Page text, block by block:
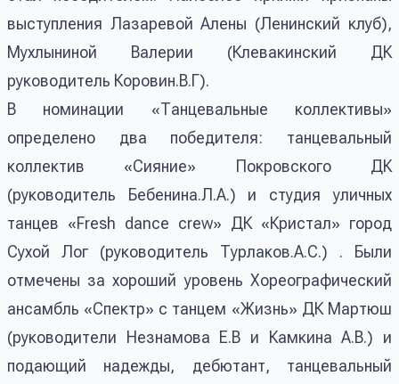
выступления Лазаревой Алены (Ленинский клуб),
Мухлыниной Валерии (Клевакинский ДК
руководитель Коровин.В.Г).
В номинации «Танцевальные коллективы»
определено два победителя: танцевальный
коллектив «Сияние» Покровского ДК
(руководитель Бебенина.Л.А.) и студия уличных
танцев «Fresh dance crew» ДК «Кристал» город
Сухой Лог (руководитель Турлаков.А.С.) . Были
отмечены за хороший уровень Хореографический
ансамбль «Спектр» с танцем «Жизнь» ДК Мартюш
(руководители Незнамова Е.В и Камкина А.В.) и
подающий надежды, дебютант, танцевальный